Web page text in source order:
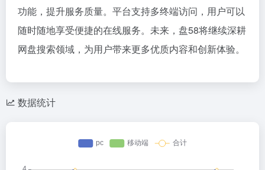
功能，提升服务质量。平台支持多终端访问，用户可以
随时随地享受便捷的在线服务。未来，盘58将继续深耕
网盘搜索领域，为用户带来更多优质内容和创新体验。
数据统计